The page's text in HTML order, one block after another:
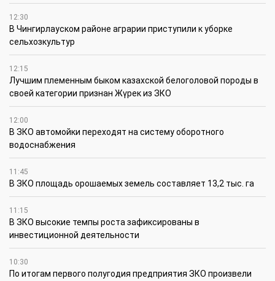
12:30
В Чингирлауском районе аграрии приступили к уборке
сельхозкультур
12:15
Лучшим племенным быком казахской белоголовой породы в
своей категории признан Жүрек из ЗКО
12:00
В ЗКО автомойки переходят на систему оборотного
водоснабжения
11:45
В ЗКО площадь орошаемых земель составляет 13,2 тыс. га
11:15
В ЗКО высокие темпы роста зафиксированы в
инвестиционной деятельности
10:30
По итогам первого полугодия предприятия ЗКО произвели